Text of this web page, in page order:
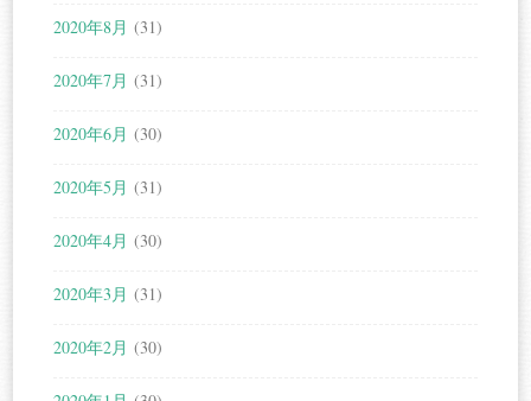
2020年8月 (31)
2020年7月 (31)
2020年6月 (30)
2020年5月 (31)
2020年4月 (30)
2020年3月 (31)
2020年2月 (30)